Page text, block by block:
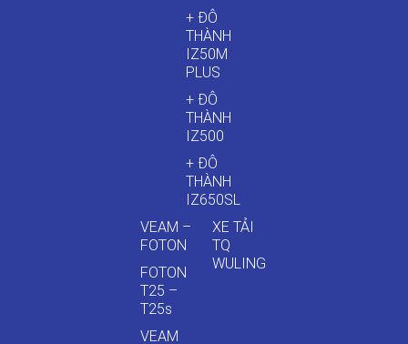
+ ĐÔ
THÀNH
IZ50M
PLUS
+ ĐÔ
THÀNH
IZ500
+ ĐÔ
THÀNH
IZ650SL
VEAM –
FOTON
FOTON
T25 –
T25s
VEAM
XE TẢI
TQ
WULING